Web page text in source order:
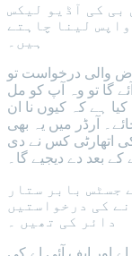
بی کی آڈیو لیکس
لینا چاہتے
ہیں۔
والی درخواست تو
گا تو وہ آپ کو مل
ہے کہ کیوں نا ان
آرڈر میں یہ بھی
اتھارٹی کس نے دی
بعد دے دیجیے گا۔
4 اداروں نے جسٹس بابر ستار
کی درخواستیں
اور ایف آئی اے کی